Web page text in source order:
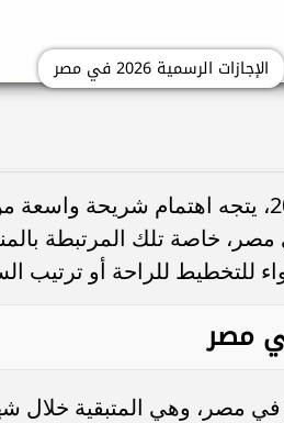
الإجازات الرسمية 2026 في مصر
مع انتهاء عطلة عيد الفطر لعام 2026، يتجه
الإجازات الرسمية 2026 في مصر، خاصة تلك
للتخطيط للراحة أو ترتيب
تبرز أجندة الإجازات الرسمية 2026 في مصر،